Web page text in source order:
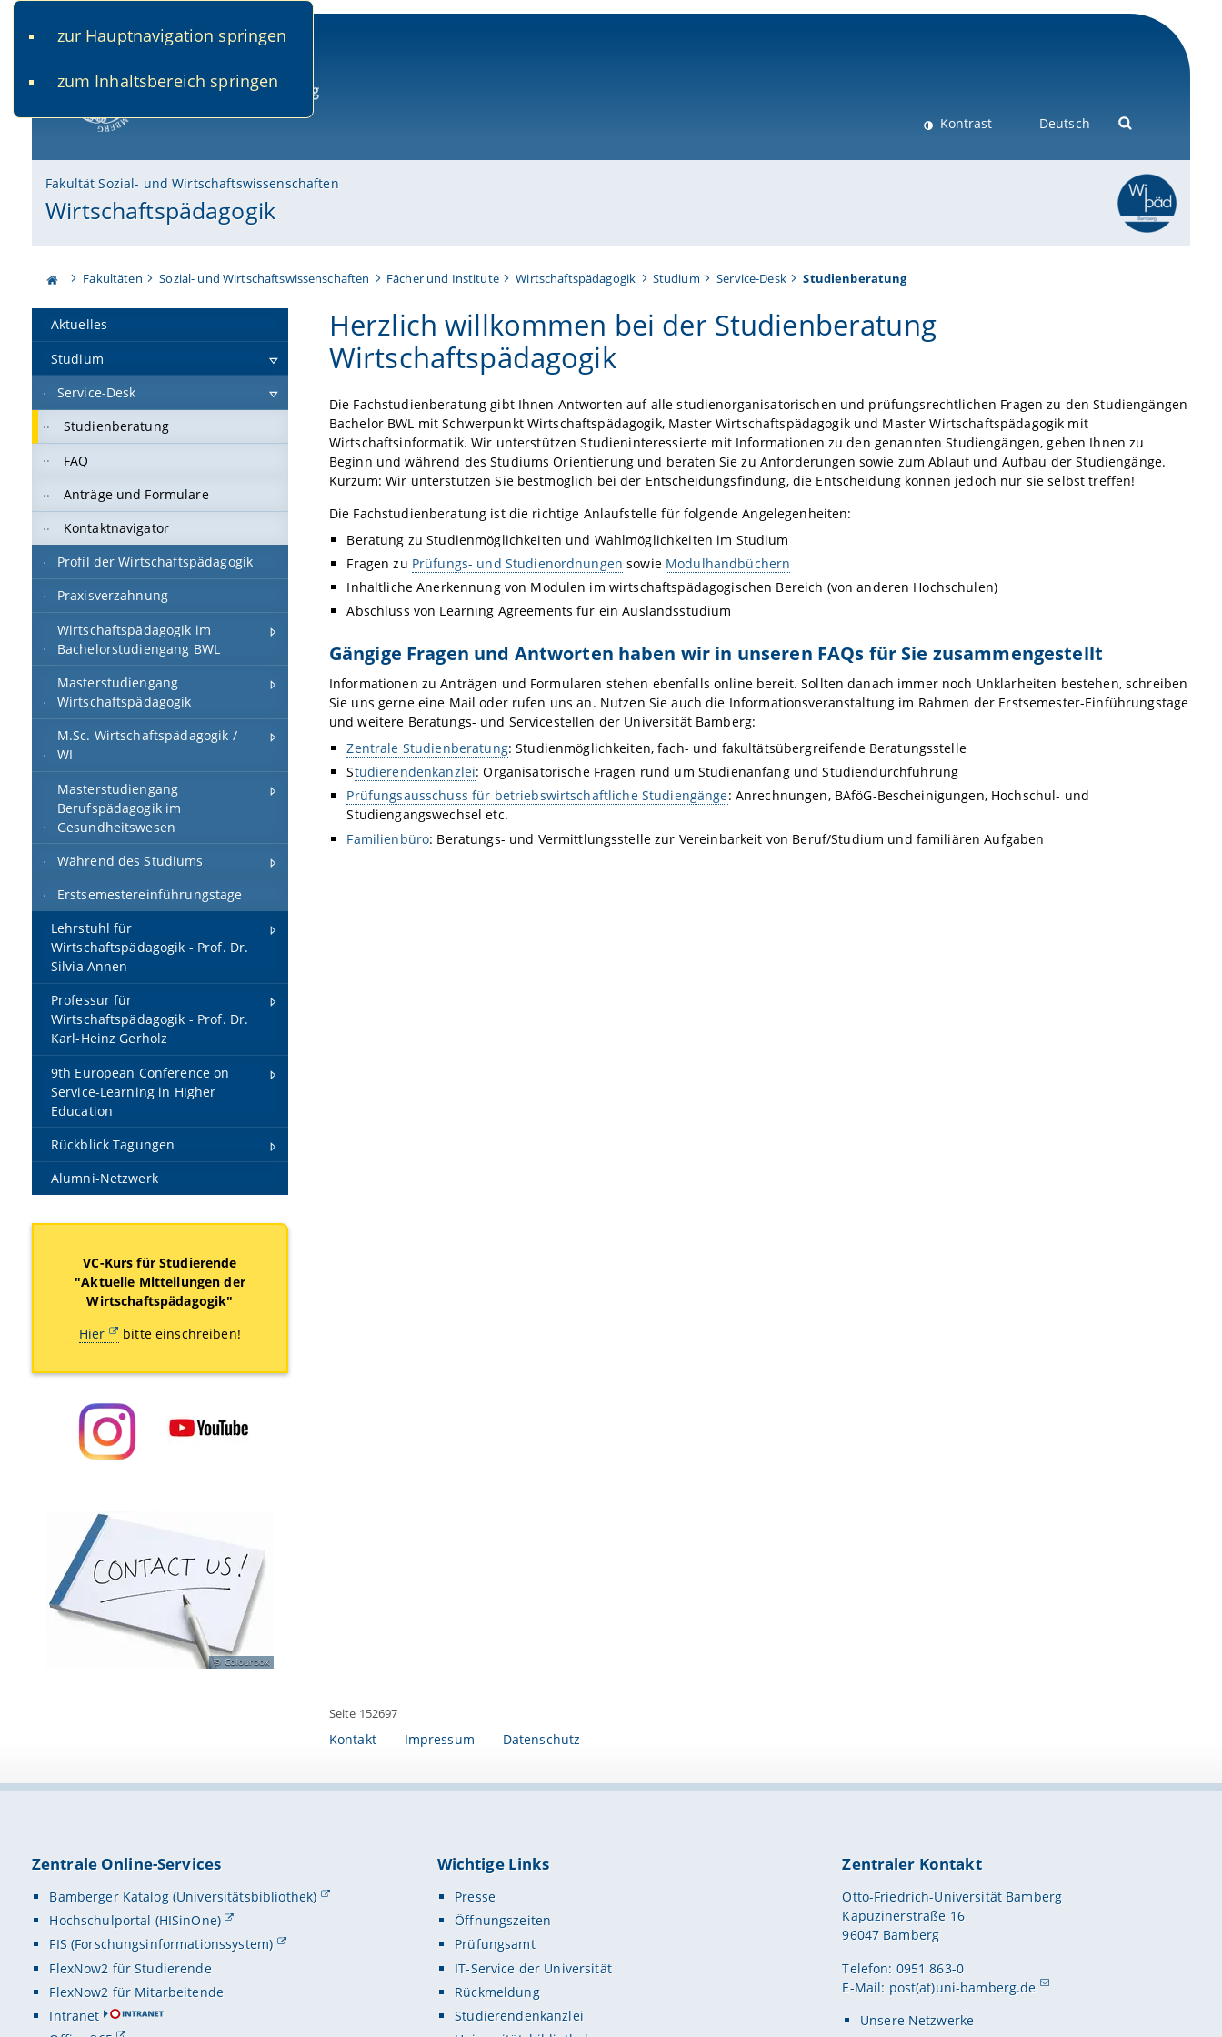
zur Hauptnavigation springen
zum Inhaltsbereich springen
Kontrast Deutsch
Fakultät Sozial- und Wirtschaftswissenschaften
Wirtschaftspädagogik
Fakultäten Sozial- und Wirtschaftswissenschaften Fächer und Institute Wirtschaftspädagogik Studium Service-Desk Studienberatung
Aktuelles
Studium
Service-Desk
Studienberatung
FAQ
Anträge und Formulare
Kontaktnavigator
Profil der Wirtschaftspädagogik
Praxisverzahnung
Wirtschaftspädagogik im
Bachelorstudiengang BWL
Masterstudiengang
Wirtschaftspädagogik
M.Sc. Wirtschaftspädagogik /
WI
Masterstudiengang
Berufspädagogik im
Gesundheitswesen
Während des Studiums
Erstsemestereinführungstage
Lehrstuhl für
Wirtschaftspädagogik - Prof. Dr.
Silvia Annen
Professur für
Wirtschaftspädagogik - Prof. Dr.
Karl-Heinz Gerholz
9th European Conference on
Service-Learning in Higher
Education
Rückblick Tagungen
Alumni-Netzwerk
VC-Kurs für Studierende
"Aktuelle Mitteilungen der
Wirtschaftspädagogik"
Hier
bitte einschreiben!
Colourbox
Herzlich willkommen bei der Studienberatung
Wirtschaftspädagogik
Die Fachstudienberatung gibt Ihnen Antworten auf alle studienorganisatorischen und prüfungsrechtlichen Fragen zu den Studiengängen
Bachelor BWL mit Schwerpunkt Wirtschaftspädagogik, Master Wirtschaftspädagogik und Master Wirtschaftspädagogik mit
Wirtschaftsinformatik. Wir unterstützen Studieninteressierte mit Informationen zu den genannten Studiengängen, geben Ihnen zu
Beginn und während des Studiums Orientierung und beraten Sie zu Anforderungen sowie zum Ablauf und Aufbau der Studiengänge.
Kurzum: Wir unterstützen Sie bestmöglich bei der Entscheidungsfindung, die Entscheidung können jedoch nur sie selbst treffen!
Die Fachstudienberatung ist die richtige Anlaufstelle für folgende Angelegenheiten:
Beratung zu Studienmöglichkeiten und Wahlmöglichkeiten im Studium
Fragen zu Prüfungs- und Studienordnungen sowie Modulhandbüchern
Inhaltliche Anerkennung von Modulen im wirtschaftspädagogischen Bereich (von anderen Hochschulen)
Abschluss von Learning Agreements für ein Auslandsstudium
Gängige Fragen und Antworten haben wir in unseren FAQs für Sie zusammengestellt
Informationen zu Anträgen und Formularen stehen ebenfalls online bereit. Sollten danach immer noch Unklarheiten bestehen, schreiben
Sie uns gerne eine Mail oder rufen uns an. Nutzen Sie auch die Informationsveranstaltung im Rahmen der Erstsemester-Einführungstage
und weitere Beratungs- und Servicestellen der Universität Bamberg:
Zentrale Studienberatung: Studienmöglichkeiten, fach- und fakultätsübergreifende Beratungsstelle
Studierendenkanzlei: Organisatorische Fragen rund um Studienanfang und Studiendurchführung
Prüfungsausschuss für betriebswirtschaftliche Studiengänge: Anrechnungen, BAföG-Bescheinigungen, Hochschul- und
Studiengangswechsel etc.
Familienbüro: Beratungs- und Vermittlungsstelle zur Vereinbarkeit von Beruf/Studium und familiären Aufgaben
Seite 152697
Kontakt Impressum Datenschutz
Zentrale Online-Services
Bamberger Katalog (Universitätsbibliothek)
Hochschulportal (HISinOne)
FIS (Forschungsinformationssystem)
FlexNow2 für Studierende
FlexNow2 für Mitarbeitende
Intranet
Wichtige Links
Presse
Öffnungszeiten
Prüfungsamt
IT-Service der Universität
Rückmeldung
Studierendenkanzlei
Zentraler Kontakt
Otto-Friedrich-Universität Bamberg
Kapuzinerstraße 16
96047 Bamberg
Telefon: 0951 863-0
E-Mail: post(at)uni-bamberg.de
Unsere Netzwerke